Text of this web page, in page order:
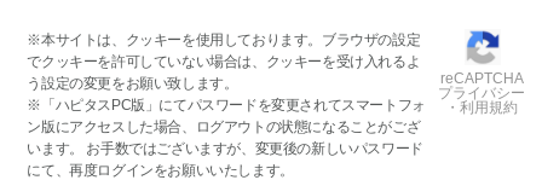
※本サイトは、クッキーを使用しております。ブラウザの設定
でクッキーを許可していない場合は、クッキーを受け入れるよ
う設定の変更をお願い致します。
※「ハピタスPC版」にてパスワードを変更されてスマートフォ
ン版にアクセスした場合、ログアウトの状態になることがござ
います。 お手数ではございますが、変更後の新しいパスワード
にて、再度ログインをお願いいたします。
reCAPTCHA
プライバシー
・利用規約